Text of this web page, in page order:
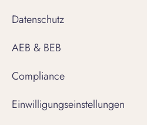
Datenschutz
AEB & BEB
Compliance
Einwilligungseinstellungen